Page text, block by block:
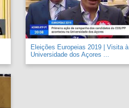
Eleições Europeias 2019 | Visita à
Universidade dos Açores ...